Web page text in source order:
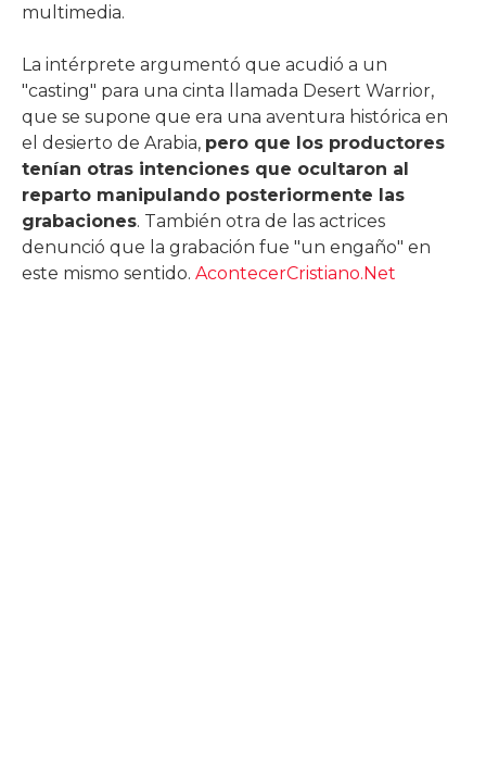
multimedia.
La intérprete argumentó que acudió a un
"casting" para una cinta llamada Desert Warrior,
que se supone que era una aventura histórica en
el desierto de Arabia, pero que los productores
tenían otras intenciones que ocultaron al
reparto manipulando posteriormente las
grabaciones. También otra de las actrices
denunció que la grabación fue "un engaño" en
este mismo sentido. AcontecerCristiano.Net